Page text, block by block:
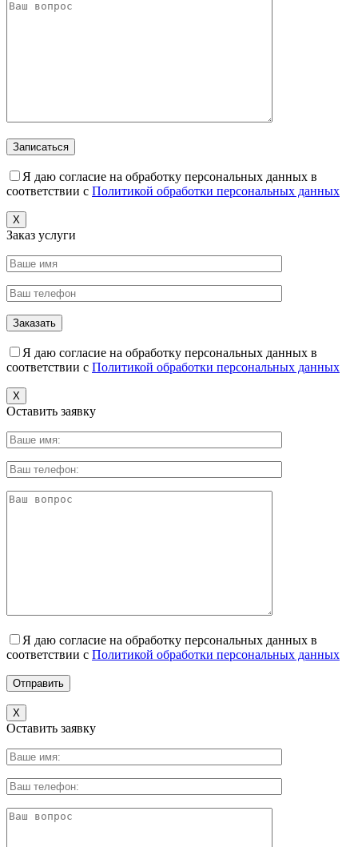
Я даю согласие на обработку персональных данных в
соответствии с Политикой обработки персональных данных
X
Заказ услуги
Я даю согласие на обработку персональных данных в
соответствии с Политикой обработки персональных данных
X
Оставить заявку
Я даю согласие на обработку персональных данных в
соответствии с Политикой обработки персональных данных
X
Оставить заявку